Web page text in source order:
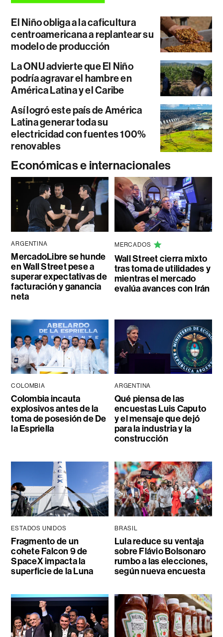
El Niño obliga a la caficultura
centroamericana a replantear su
modelo de producción
La ONU advierte que El Niño
podría agravar el hambre en
América Latina y el Caribe
Así logró este país de América
Latina generar toda su
electricidad con fuentes 100%
renovables
Económicas e internacionales
ARGENTINA
MercadoLibre se hunde
en Wall Street pese a
superar expectativas de
facturación y ganancia
neta
MERCADOS
Wall Street cierra mixto
tras toma de utilidades y
mientras el mercado
evalúa avances con Irán
COLOMBIA
Colombia incauta
explosivos antes de la
toma de posesión de De
la Espriella
ARGENTINA
Qué piensa de las
encuestas Luis Caputo
y el mensaje que dejó
para la industria y la
construcción
ESTADOS UNIDOS
Fragmento de un
cohete Falcon 9 de
SpaceX impacta la
superficie de la Luna
BRASIL
Lula reduce su ventaja
sobre Flávio Bolsonaro
rumbo a las elecciones,
según nueva encuesta